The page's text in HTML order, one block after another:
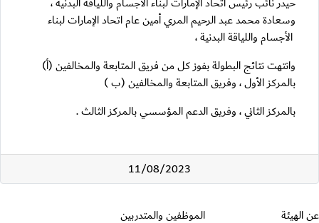
وسعادة محمد عبد الرحيم المري أمين عام اتحاد الإمارات لبناء
الأجسام واللياقة البدنية ،
وانتهت نتائج البطولة بفوز كل من فريق المتابعة والمخالفين (أ)
بالمركز الأول ، وفريق المتابعة والمخالفين (ب )
بالمركز الثاني ، وفريق الدعم المؤسسي بالمركز الثالث .
11/08/2023
قسم التذييل
عن الهيئة
الموظفين والمتدربين